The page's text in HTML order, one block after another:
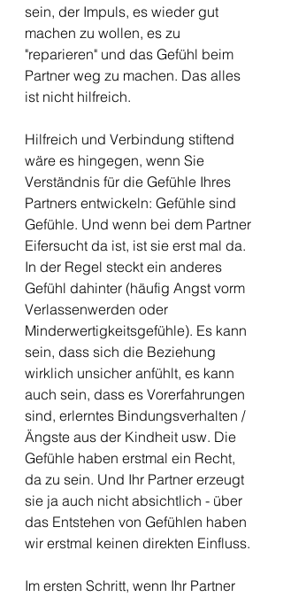
sein, der Impuls, es wieder gut
machen zu wollen, es zu
"reparieren" und das Gefühl beim
Partner weg zu machen. Das alles
ist nicht hilfreich.
Hilfreich und Verbindung stiftend
wäre es hingegen, wenn Sie
Verständnis für die Gefühle Ihres
Partners entwickeln: Gefühle sind
Gefühle. Und wenn bei dem Partner
Eifersucht da ist, ist sie erst mal da.
In der Regel steckt ein anderes
Gefühl dahinter (häufig Angst vorm
Verlassenwerden oder
Minderwertigkeitsgefühle). Es kann
sein, dass sich die Beziehung
wirklich unsicher anfühlt, es kann
auch sein, dass es Vorerfahrungen
sind, erlerntes Bindungsverhalten /
Ängste aus der Kindheit usw. Die
Gefühle haben erstmal ein Recht,
da zu sein. Und Ihr Partner erzeugt
sie ja auch nicht absichtlich - über
das Entstehen von Gefühlen haben
wir erstmal keinen direkten Einfluss.
Im ersten Schritt, wenn Ihr Partner